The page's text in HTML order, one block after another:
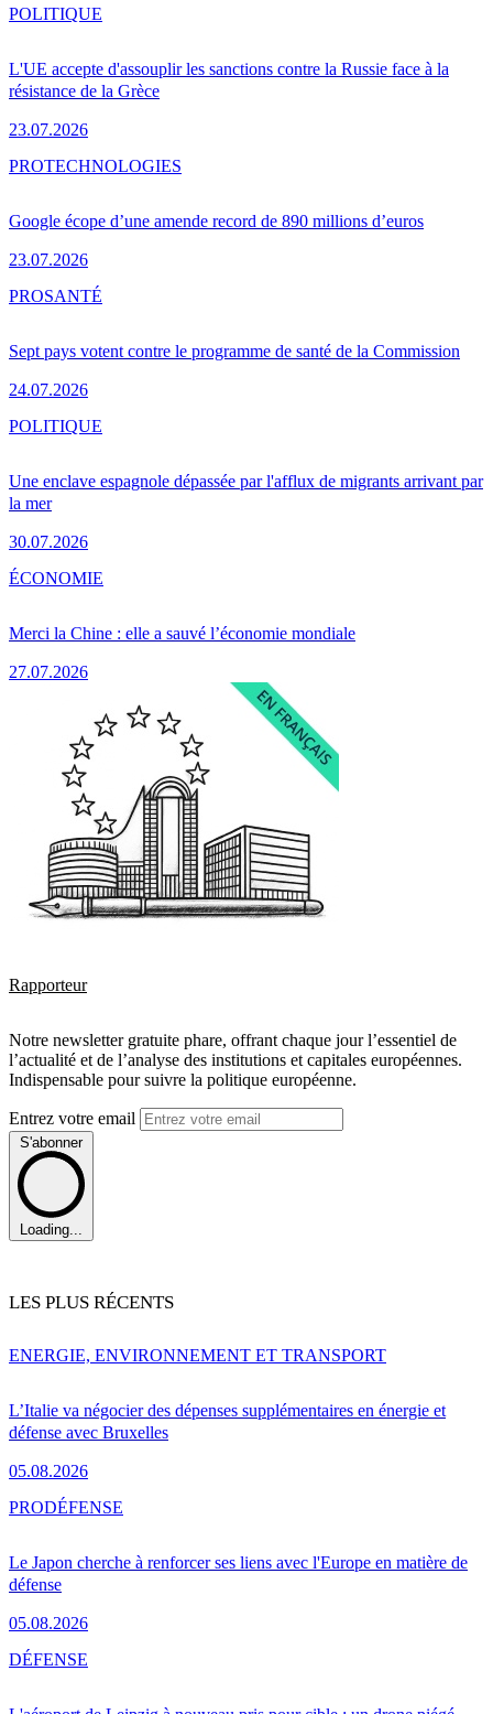
L'UE accepte d'assouplir les sanctions contre la Russie face à la
résistance de la Grèce
23.07.2026
POLITIQUE
Google écope d’une amende record de 890 millions d’euros
23.07.2026
PROTECHNOLOGIES
Sept pays votent contre le programme de santé de la Commission
24.07.2026
PROSANTÉ
Une enclave espagnole dépassée par l'afflux de migrants arrivant par
la mer
30.07.2026
POLITIQUE
Merci la Chine : elle a sauvé l’économie mondiale
27.07.2026
ÉCONOMIE
Rapporteur
Notre newsletter gratuite phare, offrant chaque jour l’essentiel de
l’actualité et de l’analyse des institutions et capitales européennes.
Indispensable pour suivre la politique européenne.
Entrez votre email
S'abonner
Loading...
LES PLUS RÉCENTS
L’Italie va négocier des dépenses supplémentaires en énergie et
défense avec Bruxelles
05.08.2026
ENERGIE, ENVIRONNEMENT ET TRANSPORT
Le Japon cherche à renforcer ses liens avec l'Europe en matière de
défense
05.08.2026
PRODÉFENSE
DÉFENSE